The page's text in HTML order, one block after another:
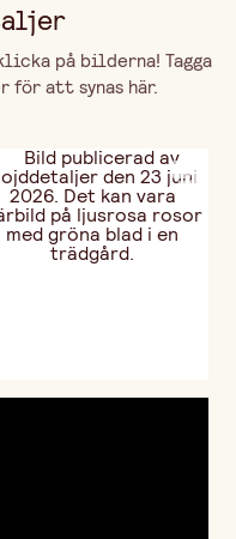
på bilderna! Tagga
att synas här.